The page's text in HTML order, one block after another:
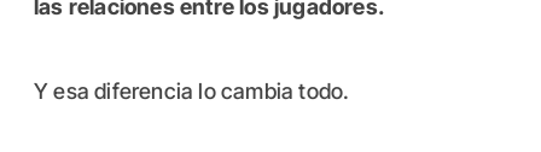
las relaciones entre los jugadores.
Y esa diferencia lo cambia todo.